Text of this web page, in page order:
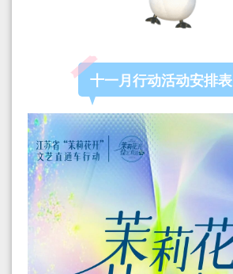
十一月行动活动安排表